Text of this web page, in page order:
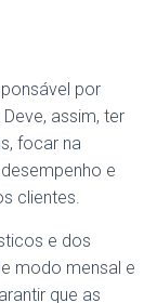
por
assim, ter
focar na
e
clientes.
e dos
modo mensal e
que as